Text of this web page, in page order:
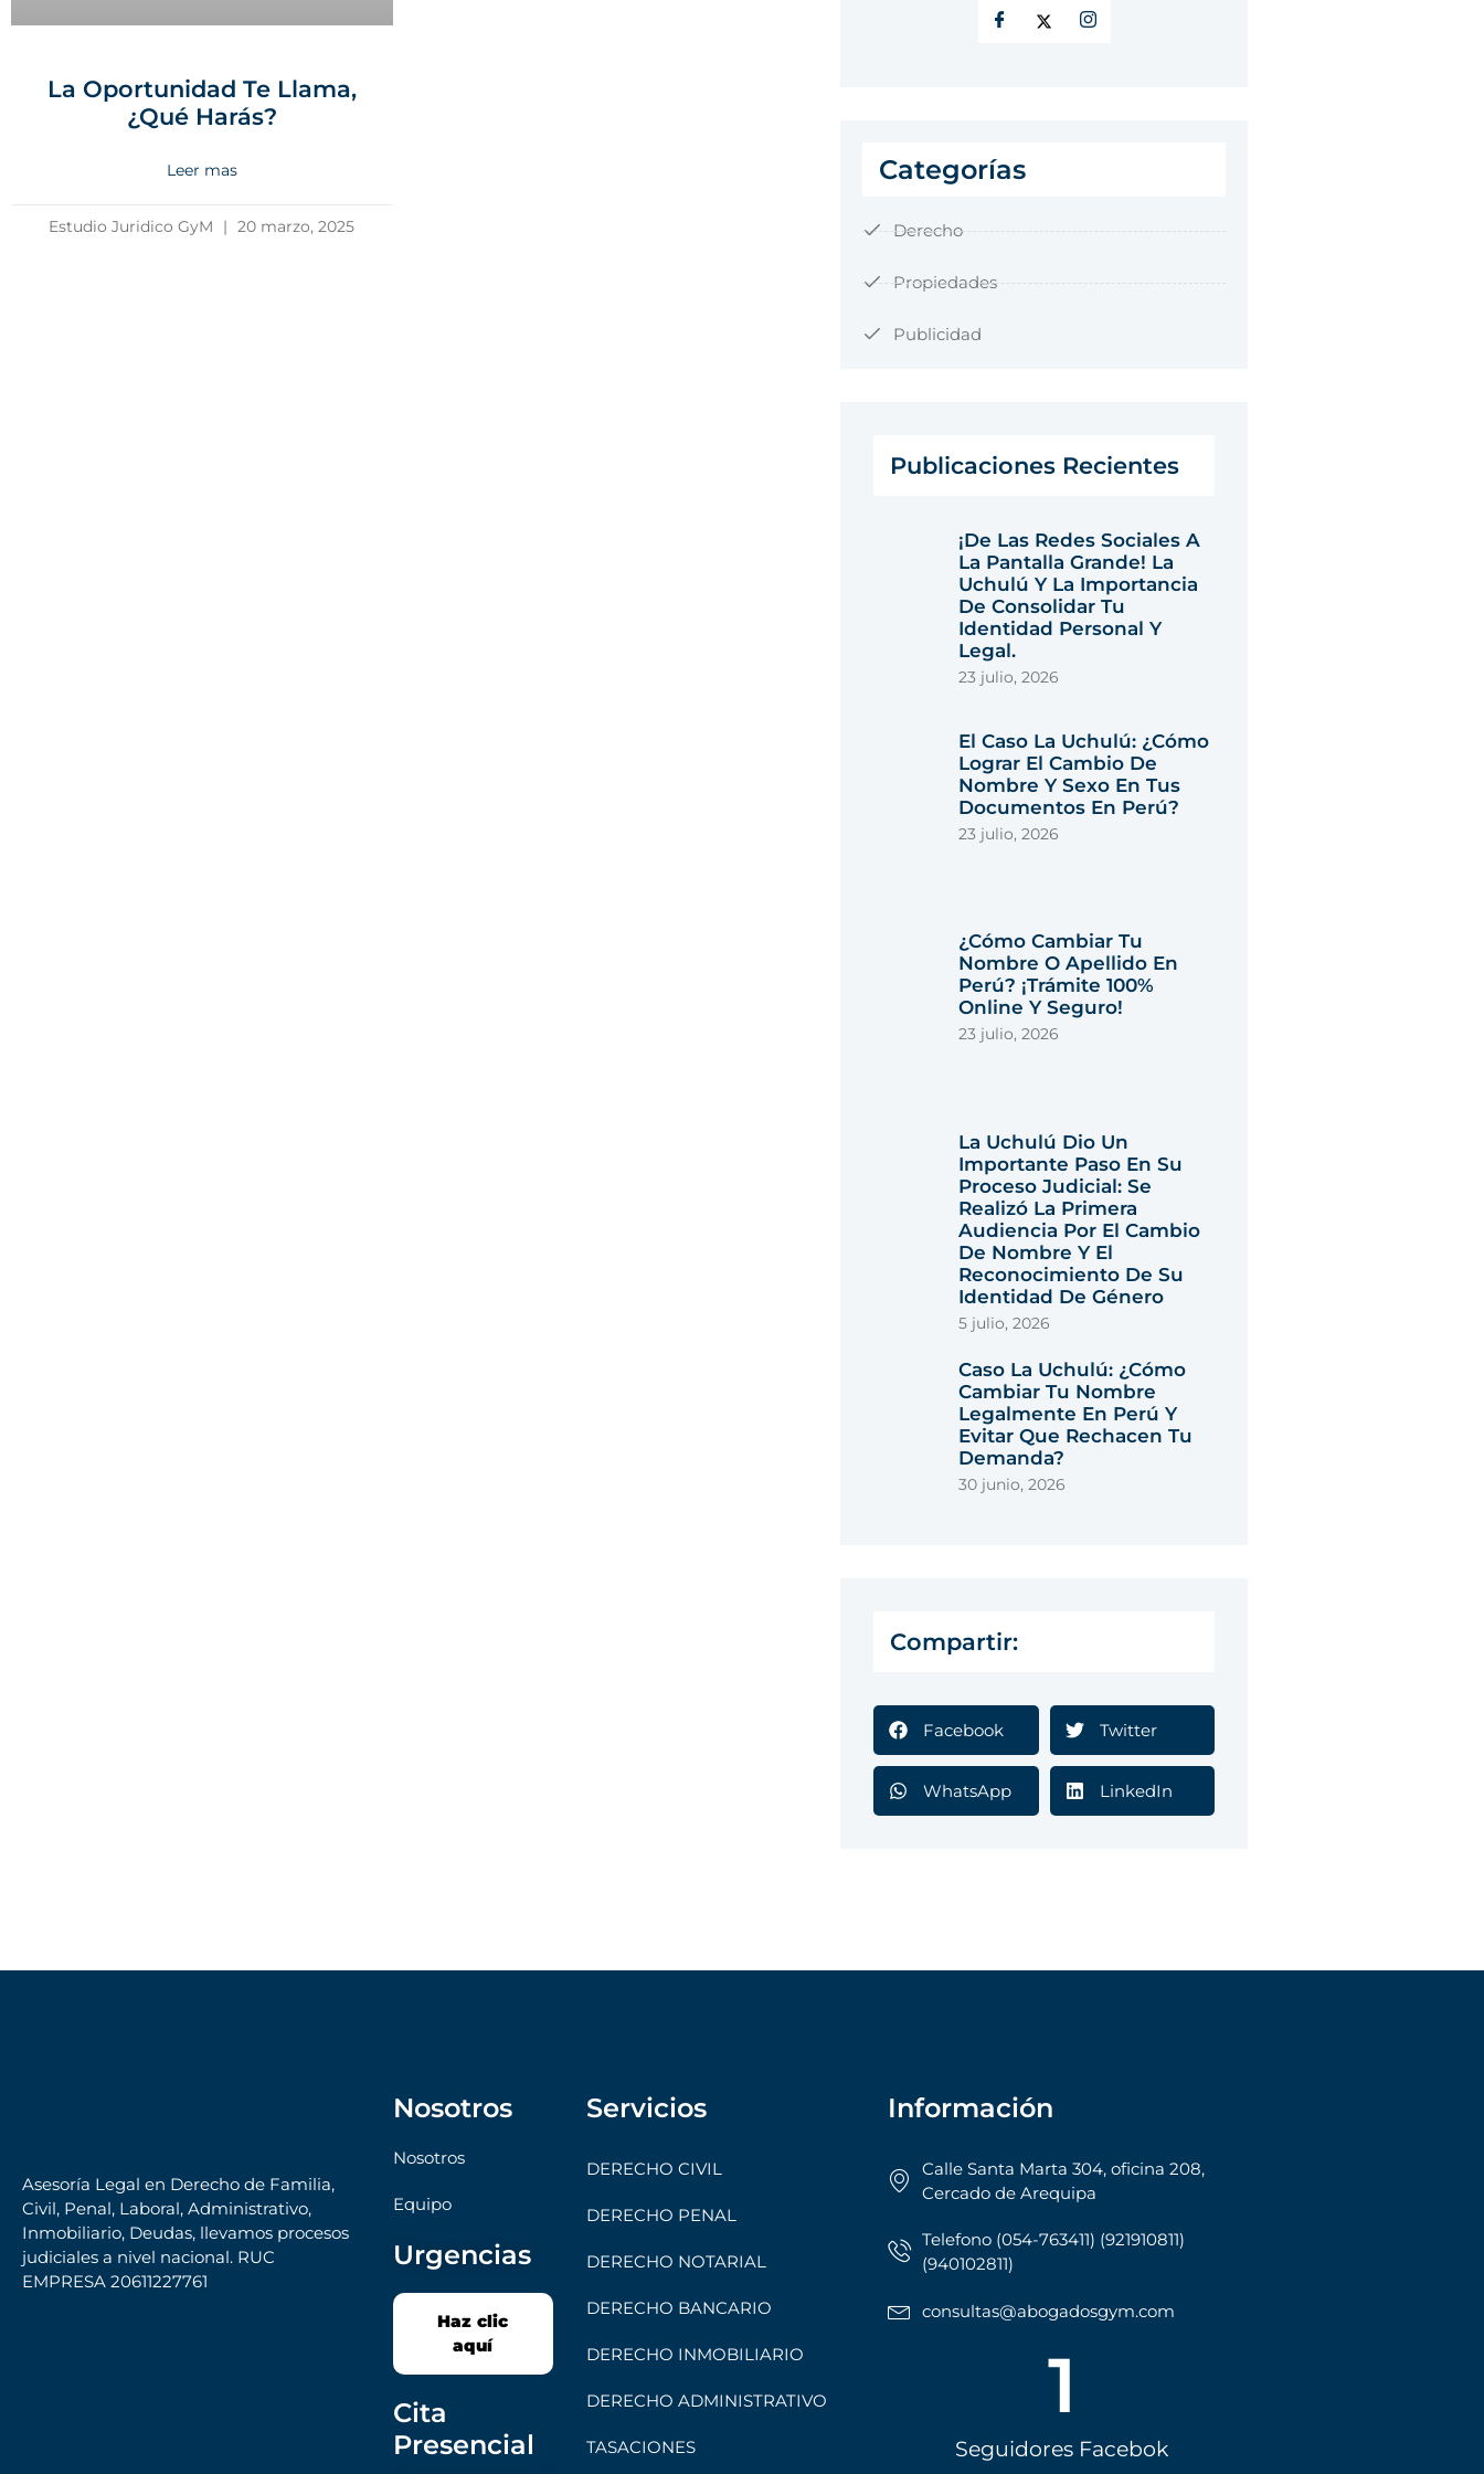
La Oportunidad Te Llama,
¿Qué Harás?
Leer mas
Estudio Juridico GyM 20 marzo, 2025
Categorías
Derecho
Propiedades
Publicidad
Publicaciones Recientes
¡De Las Redes Sociales A
La Pantalla Grande! La
Uchulú Y La Importancia
De Consolidar Tu
Identidad Personal Y
Legal.
23 julio, 2026
El Caso La Uchulú: ¿Cómo
Lograr El Cambio De
Nombre Y Sexo En Tus
Documentos En Perú?
23 julio, 2026
¿Cómo Cambiar Tu
Nombre O Apellido En
Perú? ¡Trámite 100%
Online Y Seguro!
23 julio, 2026
La Uchulú Dio Un
Importante Paso En Su
Proceso Judicial: Se
Realizó La Primera
Audiencia Por El Cambio
De Nombre Y El
Reconocimiento De Su
Identidad De Género
5 julio, 2026
Caso La Uchulú: ¿cómo
Cambiar Tu Nombre
Legalmente En Perú Y
Evitar Que Rechacen Tu
Demanda?
30 junio, 2026
Compartir:
Facebook Twitter
WhatsApp LinkedIn
Asesoría Legal en Derecho de Familia,
Civil, Penal, Laboral, Administrativo,
Inmobiliario, Deudas, llevamos procesos
judiciales a nivel nacional. RUC
EMPRESA 20611227761
Nosotros
Nosotros
Equipo
Urgencias
Haz clic
aquí
Cita
Presencial
Servicios
DERECHO CIVIL
DERECHO PENAL
DERECHO NOTARIAL
DERECHO BANCARIO
DERECHO INMOBILIARIO
DERECHO ADMINISTRATIVO
TASACIONES
Información
Calle Santa Marta 304, oficina 208,
Cercado de Arequipa
Telefono (054-763411) (921910811)
(940102811)
consultas@abogadosgym.com
Seguidores Facebok
1